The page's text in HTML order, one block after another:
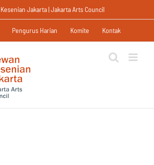
Jakarta | Jakarta Arts Council
Pengurus Harian Komite Kontak